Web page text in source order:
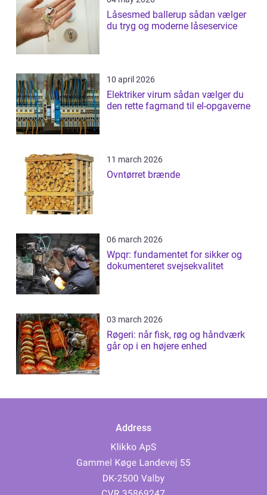
Låsesmed ballerup sådan vælger
du tryg og moderne låseservice
10 april 2026
Elektriker virum sådan vælger du
den rette fagmand til el-opgaverne
11 march 2026
Ovntørret brænde
06 march 2026
Wpqr: fundamentet for sikker og
dokumenteret svejsekvalitet
03 march 2026
Røgeri: når fisk, røg og håndværk
går op i en højere enhed
Address